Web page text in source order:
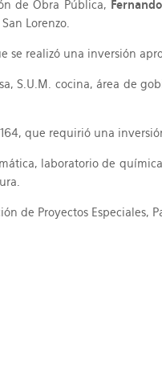
de Obra Pública,
Lorenzo.
se realizó una inversión
S.U.M. cocina, área de
que requirió una
laboratorio de
de Proyectos Especiales,